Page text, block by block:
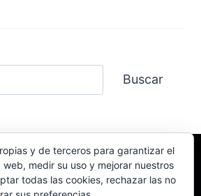
Buscar
TikTok
Instagram
YouTube
y de terceros para garantizar el
medir su uso y mejorar nuestros
todas las cookies, rechazar las no